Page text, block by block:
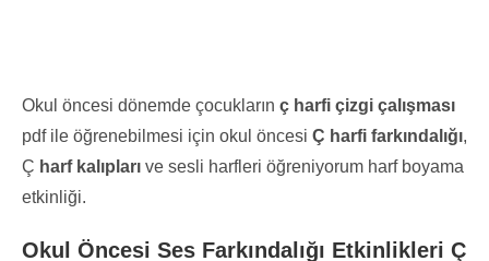
Okul öncesi dönemde çocukların ç harfi çizgi çalışması
pdf ile öğrenebilmesi için okul öncesi Ç harfi farkındalığı,
Ç harf kalıpları ve sesli harfleri öğreniyorum harf boyama
etkinliği.
Okul Öncesi Ses Farkındalığı Etkinlikleri Ç